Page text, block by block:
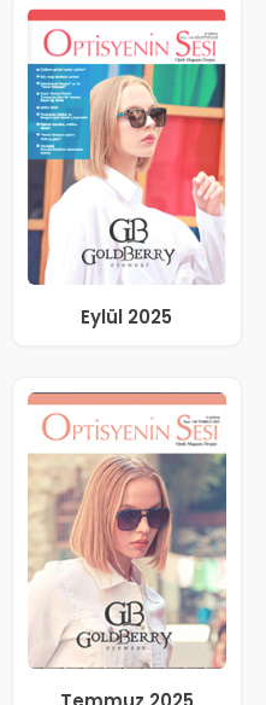
Eylül 2025